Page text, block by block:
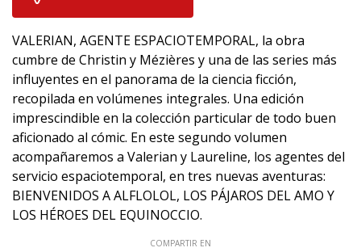
VALERIAN, AGENTE ESPACIOTEMPORAL, la obra
cumbre de Christin y Mézières y una de las series más
influyentes en el panorama de la ciencia ficción,
recopilada en volúmenes integrales. Una edición
imprescindible en la colección particular de todo buen
aficionado al cómic. En este segundo volumen
acompañaremos a Valerian y Laureline, los agentes del
servicio espaciotemporal, en tres nuevas aventuras:
BIENVENIDOS A ALFLOLOL, LOS PÁJAROS DEL AMO Y
LOS HÉROES DEL EQUINOCCIO.
COMPARTIR EN